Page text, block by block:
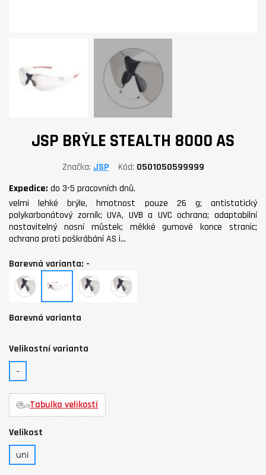
JSP BRÝLE STEALTH 8000 AS
Značka JSP Kód 0501050599999
Expedice: do 3-5 pracovních dnů.
velmi lehké brýle, hmotnost pouze 26 g; antistatický
polykarbonátový zorník; UVA, UVB a UVC ochrana; adaptabilní
nastavitelný nosní můstek; měkké gumové konce stranic;
ochrana proti poškrábání AS i…
Barevná varianta: -
žlutá čirá kouřová
Barevná varianta
Velikostní varianta
-
Tabulka velikostí
Velikost
uni